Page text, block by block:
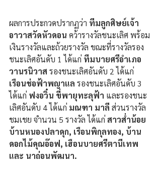
ผลการประกวดปรากฏว่า ทีมลูกศิษย์เจ้า
อาวาสวัดหัวดอน คว้ารางวัลชนะเลิศ พร้อม
เงินรางวัลและถ้วยรางวัล ขณะที่รางวัลรอง
ชนะเลิศอันดับ 1 ได้แก่ ทีมบายศรีอำเภอ
วานรนิวาส รองชนะเลิศอันดับ 2 ได้แก่
เรือนช่อฟ้าพญาแล รองชนะเลิศอันดับ 3
ได้แก่ ฟงอวิ๋น ขี่พายุทะลุฟ้า และรองชนะ
เลิศอันดับ 4 ได้แก่ มณฑา มาลี ส่วนรางวัล
ชมเชย จำนวน 5 รางวัล ได้แก่ สาวส่ำน้อย
บ้านหนองปลาดุก, เรือนพิกุลทอง, บ้าน
ดอกไม้คุณอ๊อฟ, เฮือนบายศรีตานีเทพ
และ นาถ่อนพัฒนา.